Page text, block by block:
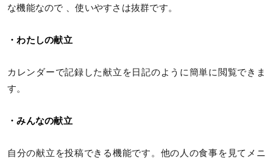
な機能なので 、使いやすさは抜群です。
・わたしの献立
カレンダーで記録した献立を日記のように簡単に閲覧できま
す。
・みんなの献立
自分の献立を投稿できる機能です。他の人の食事を見てメニ